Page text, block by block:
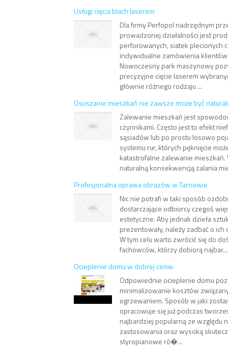
Usługi cięcia blach laserem
Dla firmy Perfopol nadrzędnym
prowadzonej działalności jest
perforowanych, siatek plecionych
indywidualne zamówienia klientów
Nowoczesny park maszynowy
precyzyjne cięcie laserem
głównie różnego rodzaju ...
Osuszanie mieszkań nie zawsze może być
Zalewanie mieszkań jest
czynnikami. Często jest to efekt
sąsiadów lub po prostu losowo
systemu rur, których pęknięcie
katastrofalne zalewanie mieszkań.
naturalną konsekwencją zalania
Profesjonalna oprawa obrazów w Tarnowie
Nic nie potrafi w taki sposób
dostarczające odbiorcy czegoś
estetyczne. Aby jednak dzieła
prezentowały, należy zadbać o
W tym celu warto zwrócić się do
fachowców, którzy dobiorą najbar...
Ocieplenie domu w dobrej cenie.
Odpowiednie ocieplenie domu
minimalizowanie kosztów
ogrzewaniem. Sposób w jaki
opracowuje się już podczas
najbardziej popularną ze względu
zastosowania oraz wysoką
styropianowe ró�...